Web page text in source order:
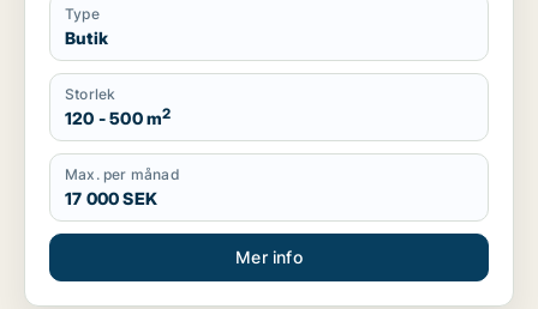
Type
Butik
Storlek
120 - 500 m2
Max. per månad
17 000 SEK
Mer info